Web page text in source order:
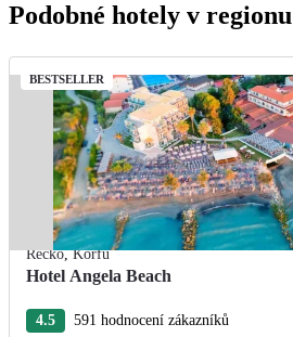
Podobné hotely v regionu
BESTSELLER
Řecko,Korfu
Hotel Angela Beach
4.5
591 hodnocení zákazníků